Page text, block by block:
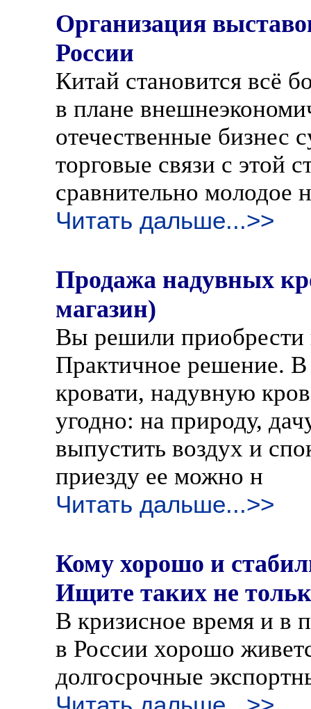
Организация
России
Китай становится всё
в плане
отечественные бизнес
торговые связи с этой
сравнительно молодое
Читать дальше...>>
Продажа надувных
магазин)
Вы решили приобрести
Практичное решение.
кровати, надувную
угодно: на природу,
выпустить воздух и
приезду ее можно н
Читать дальше...>>
Кому хорошо и
Ищите таких не
В кризисное время и в
в России хорошо
долгосрочные